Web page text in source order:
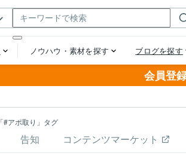
会員登
「#アポ取り」タグ
告知 コンテンツマーケット